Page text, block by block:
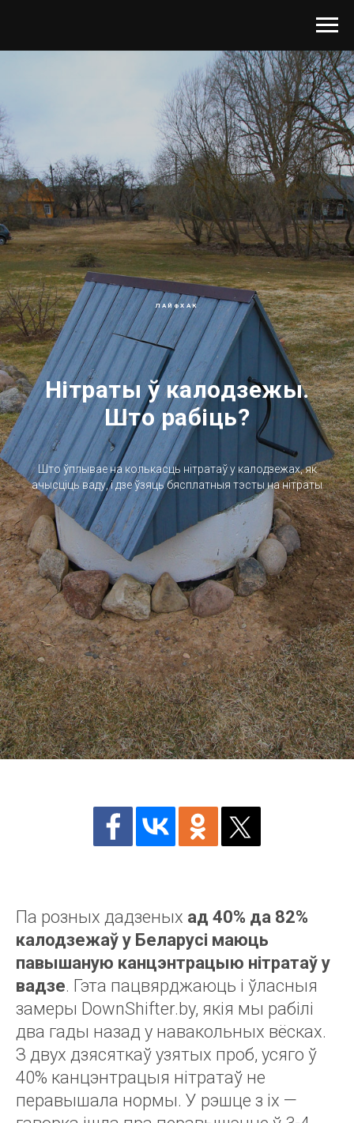
ЛАЙФХАК
Нітраты ў калодзежы.
Што рабіць?
Што ўплывае на колькасць нітратаў у калодзежах, як
ачысціць ваду, і дзе ўзяць бясплатныя тэсты на нітраты
Па розных дадзеных ад 40% да 82%
калодзежаў у Беларусі маюць
павышаную канцэнтрацыю нітратаў у
вадзе. Гэта пацвярджаюць і ўласныя
замеры DownShifter.by, якія мы рабілі
два гады назад у навакольных вёсках.
З двух дзясяткаў узятых проб, усяго ў
40% канцэнтрацыя нітратаў не
перавышала нормы. У рэшце з іх —